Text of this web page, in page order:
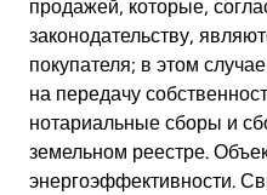
продажей, которые,
законодательству,
покупателя; в этом
на передачу
нотариальные сборы и
земельном реестре.
энергоэффективности.